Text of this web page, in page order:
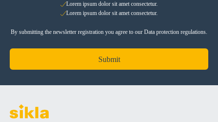
Lorem ipsum dolor sit amet consectetur.
Lorem ipsum dolor sit amet consectetur.
By submitting the newsletter registration you agree to our Data protection regulations.
Submit